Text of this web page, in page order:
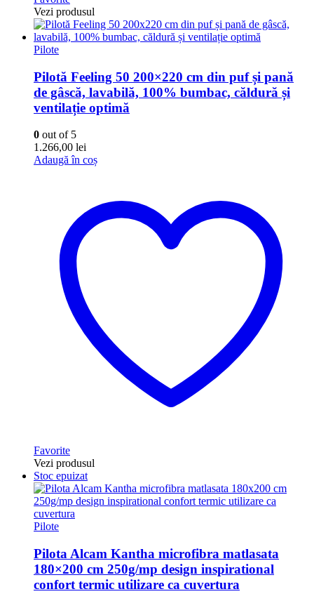
Vezi produsul
Pilote
Pilotă Feeling 50 200×220 cm din puf și pană
de gâscă, lavabilă, 100% bumbac, căldură și
ventilație optimă
0 out of 5
1.266,00 lei
Adaugă în coș
Favorite
Vezi produsul
Stoc epuizat
Pilote
Pilota Alcam Kantha microfibra matlasata
180×200 cm 250g/mp design inspirational
confort termic utilizare ca cuvertura